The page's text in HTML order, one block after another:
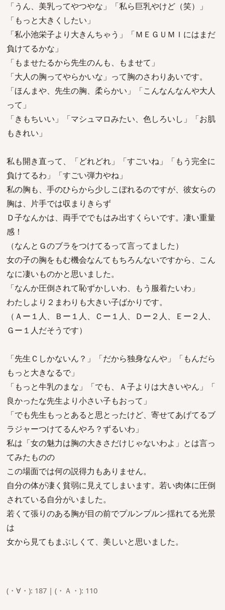
「うん、美乳ってやつやな」「私ら巨乳やけど（笑）」
「もっと大きくしたい」
「私小池栄子より大きんちゃう」「ＭＥＧＵＭＩにはまだ
負けてるかな」
「もませたるから先生のんも、もませて」
「大人の胸ってやらかいな」って胸のさわりあいです。
「ほんまや、先生の胸、柔らかい」「こんなんなんや大人
って」
「きもちいい」「マシュマロみたい、色しろいし」「お肌
もきれい」
私も開き直って、「どれどれ」「すごいね」「もう完全に
負けてるわ」「すごい弾力やね」
私の胸も、手のひらから少しこぼれるのですが、彼女らの
胸は、片手では収まりきらず
Ｄ子なんかは、両手ででもはみ出すくらいです。凄い重量
感！
（なんとＧのブラをつけてるって言ってました）
女の子の胸をもむ機会なんてもちろんないですから、こん
なに凄いものかと思いました。
「なんか圧倒されて恥ずかしいわ、もう服着たいわ」
わたしより２まわりも大きい子ばかりです。
（Ａー１人、Ｂー１人、Ｃー１人、Ｄー２人、Ｅー２人、
Ｇー１人だそうです）
「先生Ｃしかないん？」「だから独身なんや」「もんだら
もっと大きなるで」
「もっと牛乳のまな」「でも、Ａ子よりは大きいやん」「
良かったな先生より小さい子もおって」
「でも先生もっとあると思とったけど、寄せてあげてるブ
ラジャーつけてるんやろ？ずるいわ」
私は「女の魅力は胸の大きさだけじゃないわよ」とは言っ
てみたものの
この場面では何の説得力もありません。
自分の体が凄く貧弱に見えてしまいます。若い肉体に圧倒
されている自分がいました。
若くて張りのある胸が目の前でプルンプルン揺れてる光景
は
女から見てもまぶしくて、美しいと思いました。
(・∀・): 187 | (・Ａ・): 110